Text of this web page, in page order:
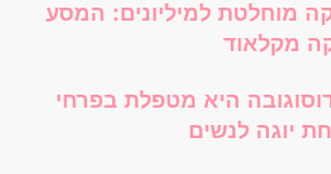
מוחלטת למיליונים: המסע
מקלאוד
היא מטפלת בפרחי
יוגה לנשים